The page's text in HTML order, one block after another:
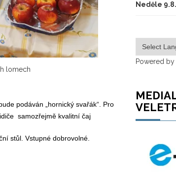
lomech
podáván „hornický svařák“. Pro
samozřejmě kvalitní čaj
stůl. Vstupné dobrovolné.
Neděle
Powered